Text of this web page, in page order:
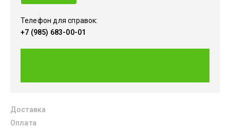
Телефон для справок:
+7 (985) 683-00-01
Доставка
Оплата